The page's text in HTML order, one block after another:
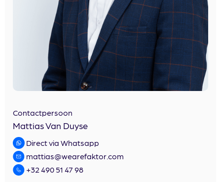
Contactpersoon
Mattias Van Duyse
Direct via Whatsapp
mattias@wearefaktor.com
+32 490 51 47 98